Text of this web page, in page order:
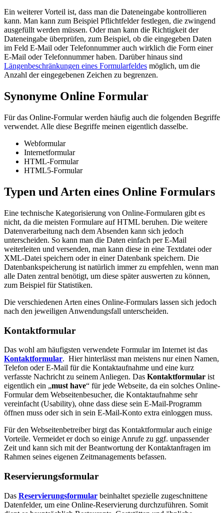
Ein weiterer Vorteil ist, dass man die Dateneingabe kontrollieren
kann. Man kann zum Beispiel Pflichtfelder festlegen, die zwingend
ausgefüllt werden müssen. Oder man kann die Richtigkeit der
Dateneingabe überprüfen, zum Beispiel, ob die eingegeben Daten
im Feld E-Mail oder Telefonnummer auch wirklich die Form einer
E-Mail oder Telefonnummer haben. Darüber hinaus sind
Längenbeschränkungen eines Formularfeldes möglich, um die
Anzahl der eingegebenen Zeichen zu begrenzen.
Synonyme Online Formular
Für das Online-Formular werden häufig auch die folgenden Begriffe
verwendet. Alle diese Begriffe meinen eigentlich dasselbe.
Webformular
Internetformular
HTML-Formular
HTML5-Formular
Typen und Arten eines Online Formulars
Eine technische Kategorisierung von Online-Formularen gibt es
nicht, da die meisten Formulare auf HTML beruhen. Die weitere
Datenverarbeitung nach dem Absenden kann sich jedoch
unterscheiden. So kann man die Daten einfach per E-Mail
weiterleiten und versenden, man kann diese in eine Textdatei oder
XML-Datei speichern oder in einer Datenbank speichern. Die
Datenbankspeicherung ist natürlich immer zu empfehlen, wenn man
alle Daten zentral benötigt, um diese später auswerten zu können,
zum Beispiel für Statistiken.
Die verschiedenen Arten eines Online-Formulars lassen sich jedoch
nach den jeweiligen Anwendungsfall unterscheiden.
Kontaktformular
Das wohl am häufigsten verwendete Formular im Internet ist das
Kontaktformular. Hier hinterlässt man meistens nur einen Namen,
Telefon oder E-Mail für die Kontaktaufnahme und eine kurz
verfasste Nachricht zu seinem Anliegen. Das Kontaktformular ist
eigentlich ein „must have“ für jede Webseite, da ein solches Online-
Formular dem Webseitenbesucher, die Kontaktaufnahme sehr
vereinfacht (Usability), ohne dass diese sein E-Mail-Programm
öffnen muss oder sich in sein E-Mail-Konto extra einloggen muss.
Für den Webseitenbetreiber birgt das Kontaktformular auch einige
Vorteile. Vermeidet er doch so einige Anrufe zu ggf. unpassender
Zeit und kann sich mit der Beantwortung der Kontaktanfragen im
Rahmen seines eigenen Zeitmanagements befassen.
Reservierungsformular
Das Reservierungsformular beinhaltet spezielle zugeschnittene
Datenfelder, um eine Online-Reservierung durchzuführen. Somit